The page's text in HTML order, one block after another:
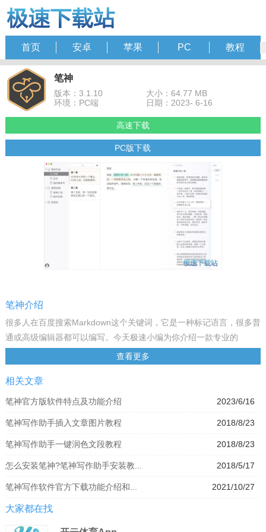
首页 安卓 苹果 PC 教程
笔神
版本：3.1.10
大小：64.77 MB
环境：PC端
日期：2023- 6-16
高速下载
PC版下载
笔神介绍
很多人在百度搜索Markdown这个关键词，它是一种标记语言，很多普
通或高级编辑器都可以编写。今天极速小编为你介绍一款专业的
Markdown写作软件（笔神），它不仅支持Markdown，还支持云端功
能，也就是你写的内容直接保存在云端，随时可以打开修改和编辑。
基本介绍
笔神软件是一款电脑端写作工具，笔神不仅支持markdown，还提供了
界面非常简单，还提供了自动存储功能，登录账号即可获取已保存的
内容，不用担心写到一半因为特殊原因导致的文档丢失。
一款人工智能网文写作软件
作为一款智能写作工具，笔神可以源源不断刺激你的灵感，基于你所
放飞灵感、享受沉浸式写作
笔神，一款专业级写作工具。极简的操作使你可以专注、流畅的深度
查看更多
相关文章
2023/6/16
笔神官方版软件特点及功能介绍
2018/8/23
笔神写作助手插入文章图片教程
2018/8/23
笔神写作助手一键润色文段教程
2018/5/17
怎么安装笔神?笔神写作助手安装教...
2021/10/27
笔神写作软件官方下载功能介绍和...
大家都在找